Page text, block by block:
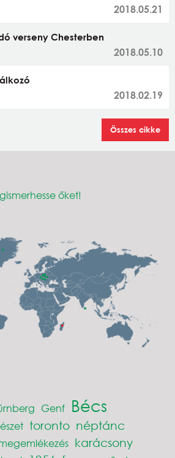
2018.05.21
verseny Chesterben
2018.05.10
2018.02.19
Összes cikke
őket!
Genf Bécs
toronto néptánc
karácsony